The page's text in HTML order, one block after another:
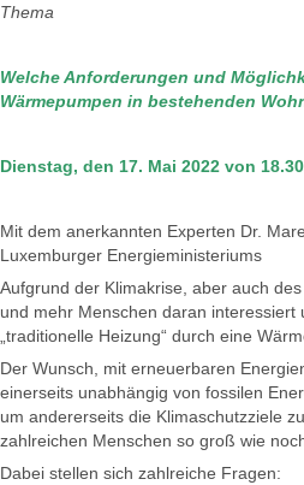
Thema
Welche Anforderungen und
Wärmepumpen in bestehenden
Dienstag, den 17. Mai 2022 von
Mit dem anerkannten Experten Dr.
Luxemburger Energieministeriums
Aufgrund der Klimakrise, aber auch
und mehr Menschen daran interessiert
„traditionelle Heizung“ durch eine
Der Wunsch, mit erneuerbaren
einerseits unabhängig von fossilen
um andererseits die Klimaschutzziele
zahlreichen Menschen so groß wie
Dabei stellen sich zahlreiche Fragen: